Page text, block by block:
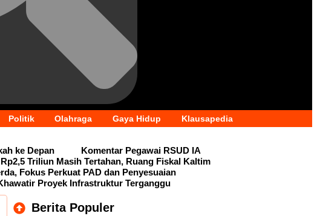
Politik Olahraga Gaya Hidup Klausapedia
ke Depan
Komentar Pegawai RSUD IA
Triliun Masih Tertahan, Ruang Fiskal Kaltim
Fokus Perkuat PAD dan Penyesuaian
Proyek Infrastruktur Terganggu
Berita Populer